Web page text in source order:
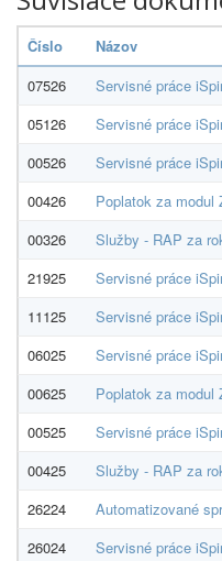
Číslo
Názov
07526
Servisné práce
05126
Servisné práce
00526
Servisné práce
00426
Poplatok za modul
00326
Služby - RAP za
21925
Servisné práce
11125
Servisné práce
06025
Servisné práce
00625
Poplatok za modul
00525
Servisné práce
00425
Služby - RAP za
26224
Automatizované
26024
Servisné práce